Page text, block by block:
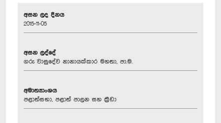
අසන ලද දිනය
2015-11-05
අසන ලද්දේ
ගරු වාසුදේව නානායක්කාර මහතා, පා.ම.
අමාත්‍යාංශය
පළාත්සභා, පළාත් පාලන සහ ක්‍රීඩා